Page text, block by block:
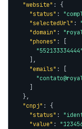
"website" : {
"status" :
"selectedUrl" :
"domain" :
"phones" : [
"552133334444"
    ],
"emails" : [
  },
"cnpj" : {
"status" :
"value" :